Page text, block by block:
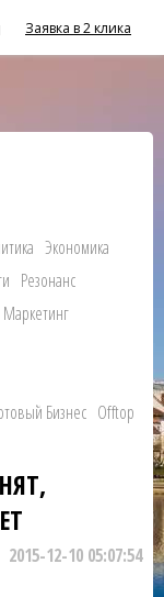
Заявка в 2 клика
Экономика
Резонанс
Маркетинг
Бизнес Offtop
2015-12-10 05:07:54